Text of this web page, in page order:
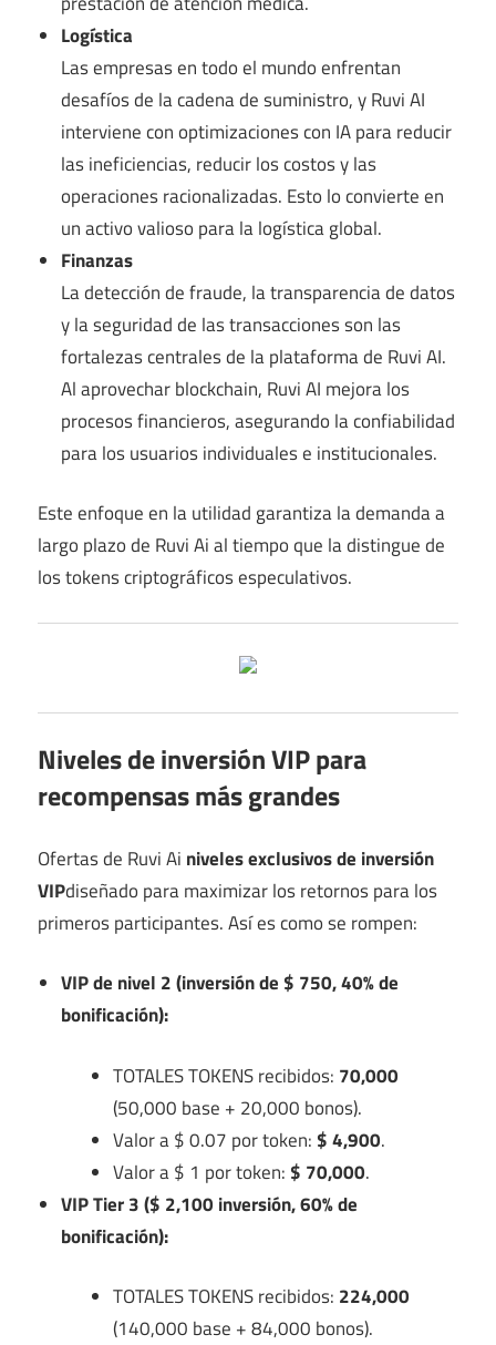
Logística
Las empresas en todo el mundo enfrentan
desafíos de la cadena de suministro, y Ruvi AI
interviene con optimizaciones con IA para reducir
las ineficiencias, reducir los costos y las
operaciones racionalizadas. Esto lo convierte en
un activo valioso para la logística global.
Finanzas
La detección de fraude, la transparencia de datos
y la seguridad de las transacciones son las
fortalezas centrales de la plataforma de Ruvi AI.
Al aprovechar blockchain, Ruvi AI mejora los
procesos financieros, asegurando la confiabilidad
para los usuarios individuales e institucionales.
Este enfoque en la utilidad garantiza la demanda a
largo plazo de Ruvi Ai al tiempo que la distingue de
los tokens criptográficos especulativos.
Niveles de inversión VIP para
recompensas más grandes
Ofertas de Ruvi Ai niveles exclusivos de inversión
VIPdiseñado para maximizar los retornos para los
primeros participantes. Así es como se rompen:
VIP de nivel 2 (inversión de $ 750, 40% de
bonificación):
TOTALES TOKENS recibidos: 70,000
(50,000 base + 20,000 bonos).
Valor a $ 0.07 por token: $ 4,900.
Valor a $ 1 por token: $ 70,000.
VIP Tier 3 ($ 2,100 inversión, 60% de
bonificación):
TOTALES TOKENS recibidos: 224,000
(140,000 base + 84,000 bonos).